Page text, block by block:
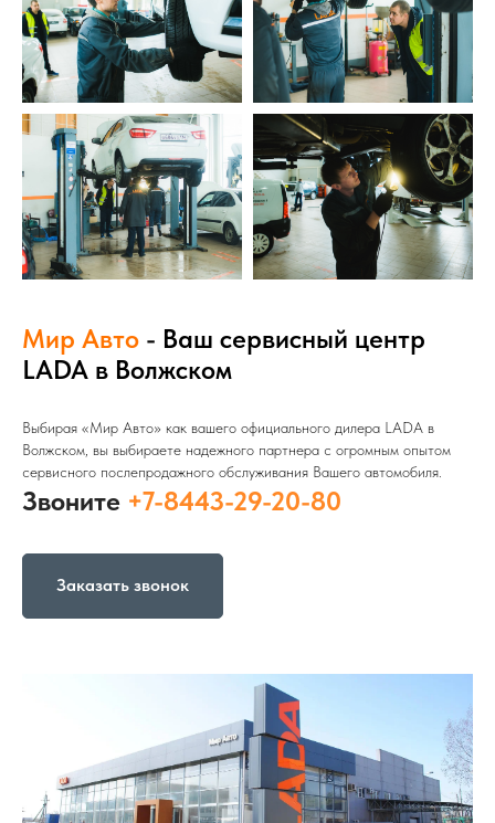
Мир Авто - Ваш сервисный центр
LADA в Волжском
Выбирая «Мир Авто» как вашего официального дилера LADA в
Волжском, вы выбираете надежного партнера с огромным опытом
сервисного послепродажного обслуживания Вашего автомобиля.
Звоните +7-8443-29-20-80
Заказать звонок